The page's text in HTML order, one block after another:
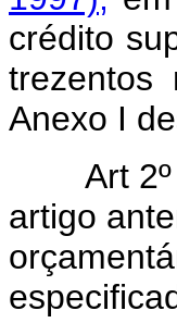
crédito
trezentos
Anexo I
Art
artigo